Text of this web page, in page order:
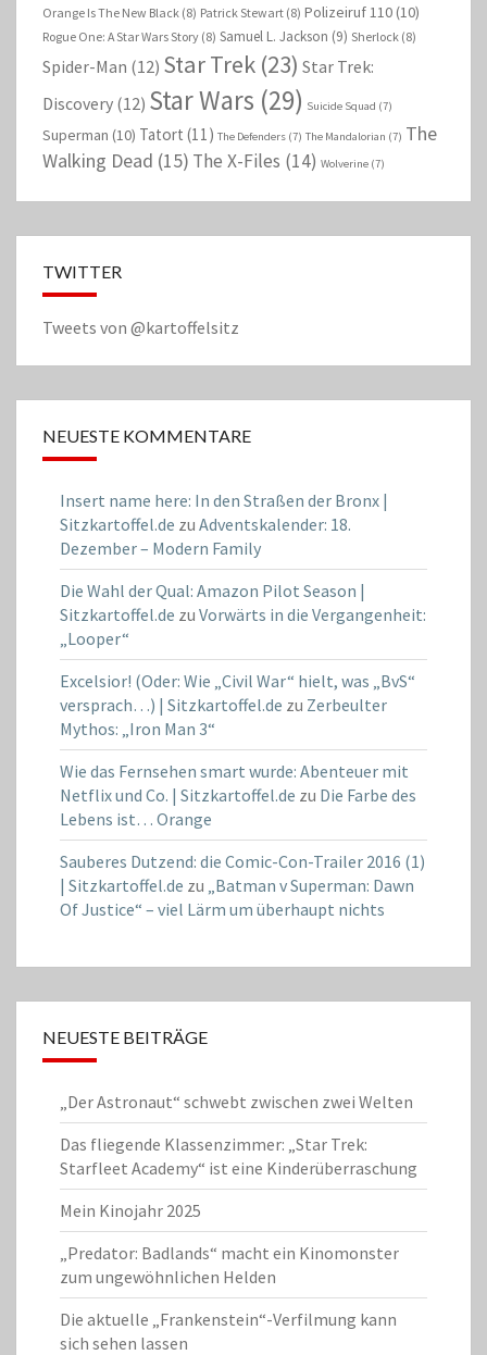
Orange Is The New Black (8) Patrick Stewart (8) Polizeiruf 110 (10)
Rogue One: A Star Wars Story (8) Samuel L. Jackson (9) Sherlock (8)
Spider-Man (12) Star Trek (23) Star Trek:
Discovery (12) Star Wars (29) Suicide Squad (7)
Superman (10) Tatort (11) The Defenders (7) The Mandalorian (7) The
Walking Dead (15) The X-Files (14) Wolverine (7)
TWITTER
Tweets von @kartoffelsitz
NEUESTE KOMMENTARE
Insert name here: In den Straßen der Bronx |
Sitzkartoffel.de zu Adventskalender: 18.
Dezember – Modern Family
Die Wahl der Qual: Amazon Pilot Season |
Sitzkartoffel.de zu Vorwärts in die Vergangenheit:
„Looper“
Excelsior! (Oder: Wie „Civil War“ hielt, was „BvS“
versprach…) | Sitzkartoffel.de zu Zerbeulter
Mythos: „Iron Man 3“
Wie das Fernsehen smart wurde: Abenteuer mit
Netflix und Co. | Sitzkartoffel.de zu Die Farbe des
Lebens ist… Orange
Sauberes Dutzend: die Comic-Con-Trailer 2016 (1)
| Sitzkartoffel.de zu „Batman v Superman: Dawn
Of Justice“ – viel Lärm um überhaupt nichts
NEUESTE BEITRÄGE
„Der Astronaut“ schwebt zwischen zwei Welten
Das fliegende Klassenzimmer: „Star Trek:
Starfleet Academy“ ist eine Kinderüberraschung
Mein Kinojahr 2025
„Predator: Badlands“ macht ein Kinomonster
zum ungewöhnlichen Helden
Die aktuelle „Frankenstein“-Verfilmung kann
sich sehen lassen